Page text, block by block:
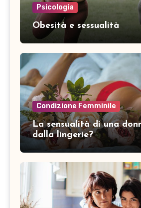
Psicologia
Obesità e sessualità
Condizione Femminile
La sensualità di una
dalla lingerie?